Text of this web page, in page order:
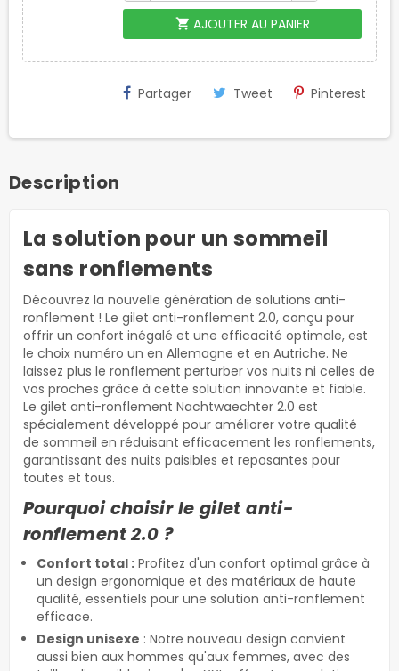
shopping_cart AJOUTER AU PANIER
Partager Tweet Pinterest
Description
La solution pour un sommeil
sans ronflements
Découvrez la nouvelle génération de solutions anti-
ronflement ! Le gilet anti-ronflement 2.0, conçu pour
offrir un confort inégalé et une efficacité optimale, est
le choix numéro un en Allemagne et en Autriche. Ne
laissez plus le ronflement perturber vos nuits ni celles de
vos proches grâce à cette solution innovante et fiable.
Le gilet anti-ronflement Nachtwaechter 2.0 est
spécialement développé pour améliorer votre qualité
de sommeil en réduisant efficacement les ronflements,
garantissant des nuits paisibles et reposantes pour
toutes et tous.
Pourquoi choisir le gilet anti-
ronflement 2.0 ?
Confort total : Profitez d'un confort optimal grâce à
un design ergonomique et des matériaux de haute
qualité, essentiels pour une solution anti-ronflement
efficace.
Design unisexe : Notre nouveau design convient
aussi bien aux hommes qu'aux femmes, avec des